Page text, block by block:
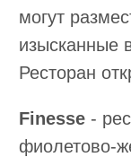
могут
изысканные
Ресторан
Finesse -
фиолетово-